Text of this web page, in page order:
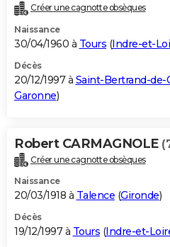
Créer une cagnotte obsèques
Naissance
30/04/1960 à Tours (Indre-et-
Décès
20/12/1997 à Saint-Bertrand-
Garonne)
Robert CARMAGNOLE
Créer une cagnotte obsèques
Naissance
20/03/1918 à Talence (Gironde)
Décès
19/12/1997 à Tours (Indre-et-